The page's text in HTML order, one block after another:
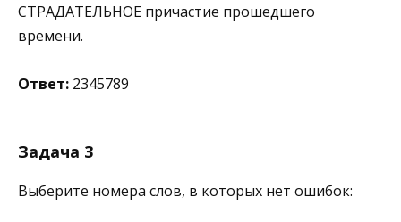
СТРАДАТЕЛЬНОЕ причастие прошедшего
времени.
Ответ: 2345789
Задача 3
Выберите номера слов, в которых нет ошибок: